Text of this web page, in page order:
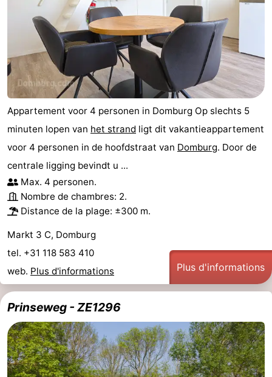
Appartement voor 4 personen in Domburg Op slechts 5
minuten lopen van het strand ligt dit vakantieappartement
voor 4 personen in de hoofdstraat van Domburg. Door de
centrale ligging bevindt u ...
Max. 4 personen.
Nombre de chambres: 2.
Distance de la plage: ±300 m.
Markt 3 C, Domburg
tel. +31 118 583 410
web. Plus d'informations Plus d'informations
Prinseweg - ZE1296